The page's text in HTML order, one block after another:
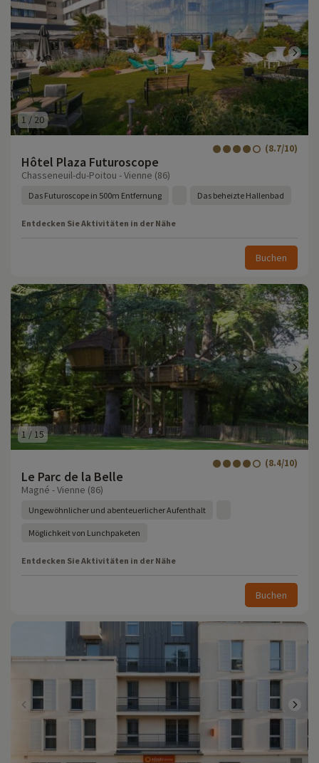
1 / 20
Hôtel Plaza Futuroscope
(8.7/10)
Chasseneuil-du-Poitou - Vienne (86)
Das Futuroscope in 500m Entfernung Das beheizte Hallenbad
Entdecken Sie Aktivitäten in der Nähe
Buchen
1/ 15
Le Parc de la Belle
(8.4/10)
Magné - Vienne (86)
Ungewöhnlicher und abenteuerlicher Aufenthalt
Möglichkeit von Lunchpaketen
Entdecken Sie Aktivitäten in der Nähe
Buchen